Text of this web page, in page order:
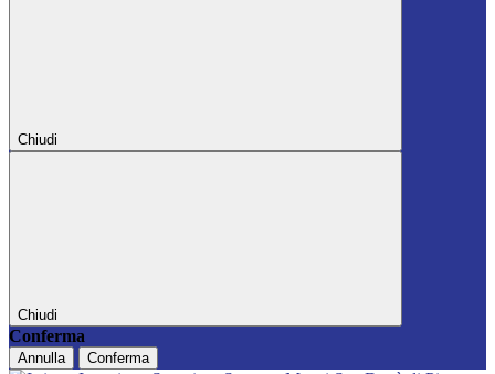
Chiudi
Chiudi
Conferma
Annulla Conferma